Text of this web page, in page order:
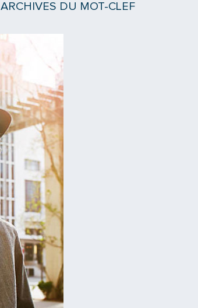
ARCHIVES DU MOT-CLEF